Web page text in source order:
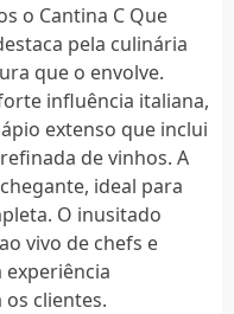
o Cantina C Que
pela culinária
que o envolve.
influência italiana,
extenso que inclui
de vinhos. A
ideal para
O inusitado
vivo de chefs e
clientes.